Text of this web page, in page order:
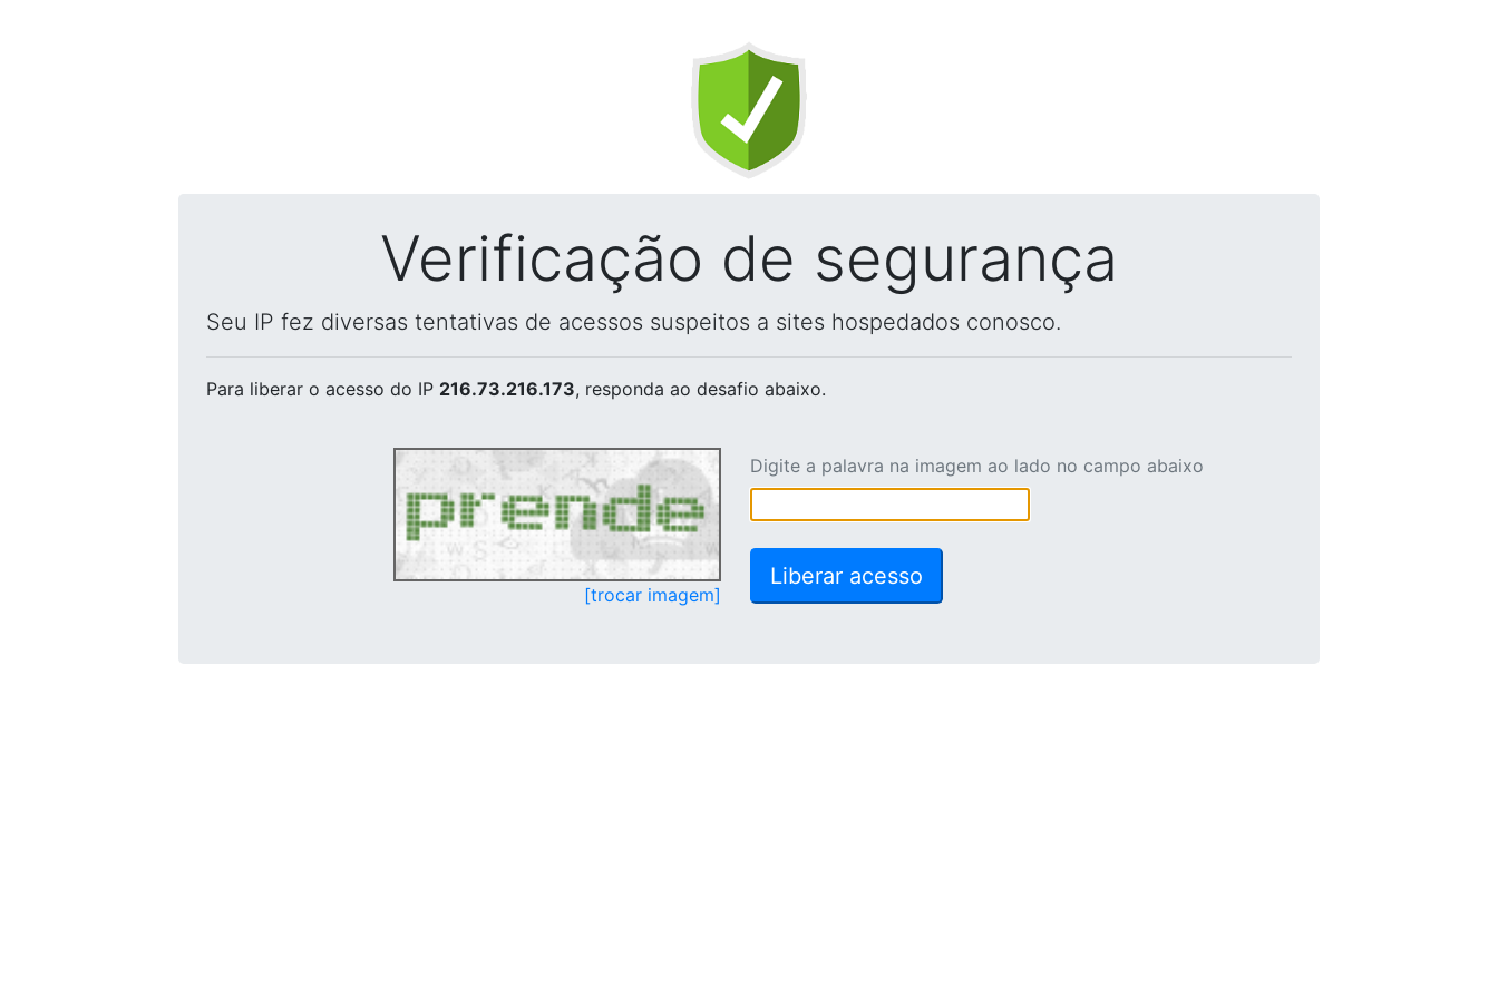
Verificação de segurança
Seu IP fez diversas tentativas de acessos suspeitos a sites hospedados conosco.
Para liberar o acesso do IP 216.73.216.173, responda ao desafio abaixo.
[trocar imagem]
Digite a palavra na imagem ao lado no campo abaixo